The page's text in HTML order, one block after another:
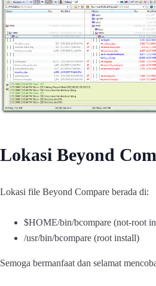
Lokasi Beyond
Lokasi file Beyond Compare berada di:
$HOME/bin/bcompare (not-root
/usr/bin/bcompare (root install)
Semoga bermanfaat dan selamat